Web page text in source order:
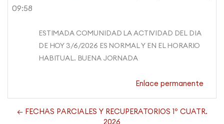
09:58
ESTIMADA COMUNIDAD LA ACTIVIDAD DEL DIA
DE HOY 3/6/2026 ES NORMAL Y EN EL HORARIO
HABITUAL. BUENA JORNADA
Enlace permanente
← FECHAS PARCIALES Y RECUPERATORIOS 1º CUATR.
2026